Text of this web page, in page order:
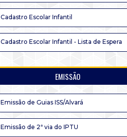
Cadastro Escolar Infantil
Cadastro Escolar Infantil - Lista de Espera
EMISSÃO
Emissão de Guias ISS/Alvará
Emissão de 2ª via do IPTU